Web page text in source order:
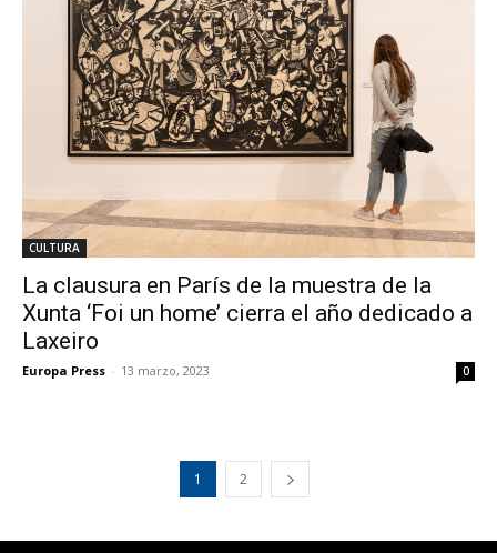
CULTURA
La clausura en París de la muestra de la
Xunta ‘Foi un home’ cierra el año dedicado a
Laxeiro
Europa Press - 13 marzo, 2023 0
1 2